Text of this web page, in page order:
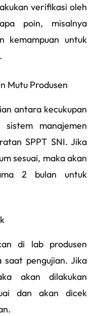
verifikasi oleh
poin, misalnya
kemampuan untuk
Mutu Produsen
antara kecukupan
manajemen
SPPT SNI. Jika
sesuai, maka akan
2 bulan untuk
di lab produsen
saat pengujian. Jika
akan dilakukan
dan akan dicek